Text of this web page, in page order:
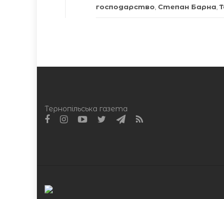
господарство Степан Барна
Тернопільська газета